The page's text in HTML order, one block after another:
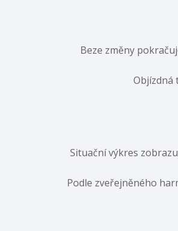
Beze změny
Objízdná
Situační výkres
Podle zveřejněného